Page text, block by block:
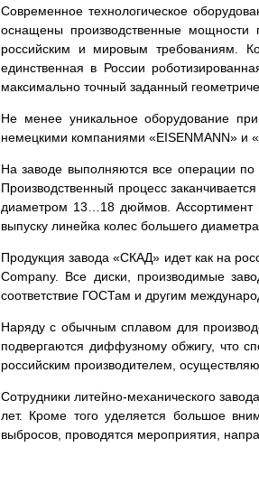
Современное технологическое
оснащены производственные мощности
российским и мировым требованиям.
единственная в России
максимально точный заданный
Не менее уникальное оборудование
немецкими компаниями «EISENMANN» и
На заводе выполняются все операции по
Производственный процесс
диаметром 13…18 дюймов. Ассортимент
выпуску линейка колес большего
Продукция завода «СКАД» идет как на
Company. Все диски, производимые
соответствие ГОСТам и другим
Наряду с обычным сплавом для
подвергаются диффузному обжигу, что
российским производителем,
Сотрудники литейно-механического
лет. Кроме того уделяется большое
выбросов, проводятся мероприятия,